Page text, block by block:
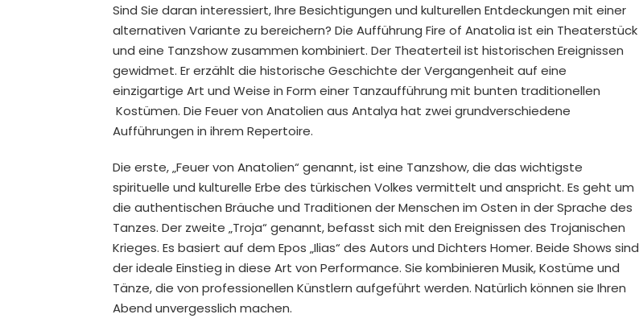
Sind Sie daran interessiert, Ihre Besichtigungen und kulturellen Entdeckungen mit einer
alternativen Variante zu bereichern? Die Aufführung Fire of Anatolia ist ein Theaterstück
und eine Tanzshow zusammen kombiniert. Der Theaterteil ist historischen Ereignissen
gewidmet. Er erzählt die historische Geschichte der Vergangenheit auf eine
einzigartige Art und Weise in Form einer Tanzaufführung mit bunten traditionellen
Kostümen. Die Feuer von Anatolien aus Antalya hat zwei grundverschiedene
Aufführungen in ihrem Repertoire.
Die erste, „Feuer von Anatolien“ genannt, ist eine Tanzshow, die das wichtigste
spirituelle und kulturelle Erbe des türkischen Volkes vermittelt und anspricht. Es geht um
die authentischen Bräuche und Traditionen der Menschen im Osten in der Sprache des
Tanzes. Der zweite „Troja“ genannt, befasst sich mit den Ereignissen des Trojanischen
Krieges. Es basiert auf dem Epos „Ilias“ des Autors und Dichters Homer. Beide Shows sind
der ideale Einstieg in diese Art von Performance. Sie kombinieren Musik, Kostüme und
Tänze, die von professionellen Künstlern aufgeführt werden. Natürlich können sie Ihren
Abend unvergesslich machen.